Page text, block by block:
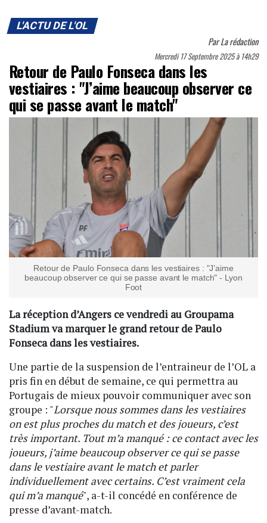
L'ACTU DE L'OL
ParLa rédaction
Mercredi 17 Septembre 2025 à 14h29
Retour de Paulo Fonseca dans les
vestiaires : "J’aime beaucoup observer ce
qui se passe avant le match"
Retour de Paulo Fonseca dans les vestiaires : "J’aime
beaucoup observer ce qui se passe avant le match" - Lyon
Foot
La réception d’Angers ce vendredi au Groupama
Stadium va marquer le grand retour de Paulo
Fonseca dans les vestiaires.
Une partie de la suspension de l’entraineur de l’OL a
pris fin en début de semaine, ce qui permettra au
Portugais de mieux pouvoir communiquer avec son
groupe : "Lorsque nous sommes dans les vestiaires
on est plus proches du match et des joueurs, c’est
très important. Tout m’a manqué : ce contact avec les
joueurs, j’aime beaucoup observer ce qui se passe
dans le vestiaire avant le match et parler
individuellement avec certains. C’est vraiment cela
qui m’a manqué", a-t-il concédé en conférence de
presse d’avant-match.